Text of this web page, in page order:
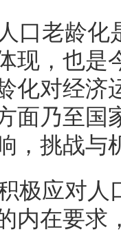
口老龄
现，也是
化对经济
面乃至国
，挑战与
极应对
内在要求